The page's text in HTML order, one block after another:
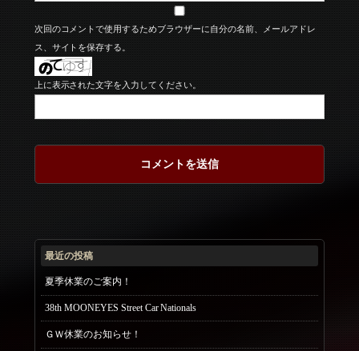
次回のコメントで使用するためブラウザーに自分の名前、メールアドレ
ス、サイトを保存する。
上に表示された文字を入力してください。
最近の投稿
夏季休業のご案内！
38th MOONEYES Street Car Nationals
ＧＷ休業のお知らせ！